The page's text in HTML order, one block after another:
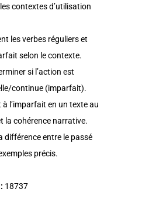
contextes d’utilisation
les verbes réguliers et
selon le contexte.
si l’action est
continue (imparfait).
l’imparfait en un texte au
la cohérence narrative.
différence entre le passé
précis.
18737